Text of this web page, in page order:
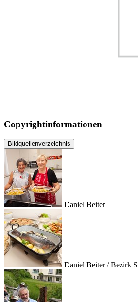
Copyrightinformationen
Bildquellenverzeichnis
Daniel Beiter
Daniel Beiter / Bezirk